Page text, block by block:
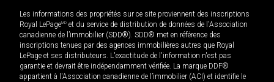
Les informations des propriétés sur ce site proviennent des inscriptions
Royal LePageMD et du service de distribution de données de l'Association
canadienne de l’immobilier (SDD®). SDD® met en référence des
inscriptions tenues par des agences immobilières autres que Royal
LePage et ses distributeurs. L'exactitude de l'information n'est pas
garantie et devrait être indépendamment vérifiée. La marque DDF®
appartient à l'Association canadienne de l’immobilier (ACI) et identifie le